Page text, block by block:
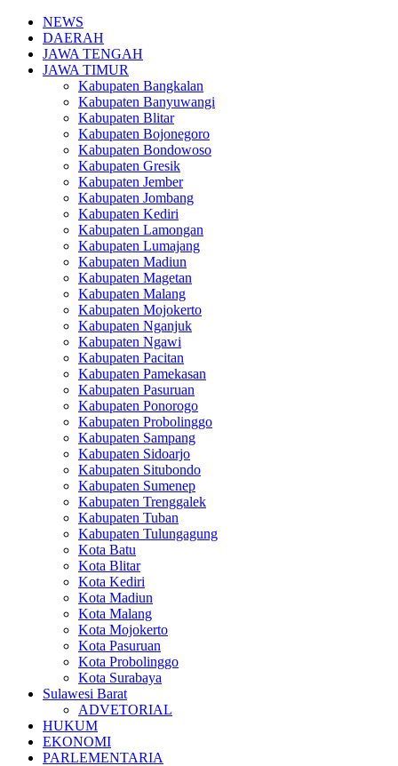
NEWS
DAERAH
JAWA TENGAH
JAWA TIMUR
Kabupaten Bangkalan
Kabupaten Banyuwangi
Kabupaten Blitar
Kabupaten Bojonegoro
Kabupaten Bondowoso
Kabupaten Gresik
Kabupaten Jember
Kabupaten Jombang
Kabupaten Kediri
Kabupaten Lamongan
Kabupaten Lumajang
Kabupaten Madiun
Kabupaten Magetan
Kabupaten Malang
Kabupaten Mojokerto
Kabupaten Nganjuk
Kabupaten Ngawi
Kabupaten Pacitan
Kabupaten Pamekasan
Kabupaten Pasuruan
Kabupaten Ponorogo
Kabupaten Probolinggo
Kabupaten Sampang
Kabupaten Sidoarjo
Kabupaten Situbondo
Kabupaten Sumenep
Kabupaten Trenggalek
Kabupaten Tuban
Kabupaten Tulungagung
Kota Batu
Kota Blitar
Kota Kediri
Kota Madiun
Kota Malang
Kota Mojokerto
Kota Pasuruan
Kota Probolinggo
Kota Surabaya
Sulawesi Barat
ADVETORIAL
HUKUM
EKONOMI
PARLEMENTARIA